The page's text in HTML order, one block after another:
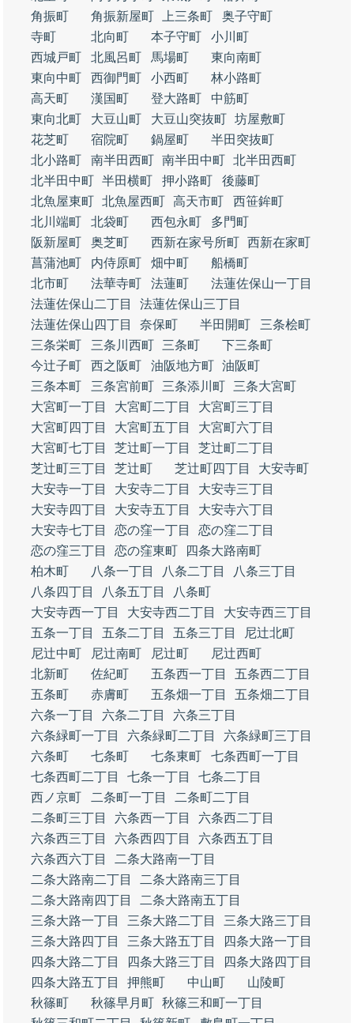
角振町
角振新屋町 上三条町
奥子守町
寺町
北向町 本子守町
小川町
西城戸町
北風呂町 馬場町
東向南町
東向中町
西御門町 小西町
林小路町
高天町
漢国町 登大路町
中筋町
東向北町
大豆山町 大豆山突抜町 坊屋敷町
花芝町
宿院町 鍋屋町
半田突抜町
北小路町
南半田西町 南半田中町 北半田西町
北半田中町 半田横町 押小路町
後藤町
北魚屋東町 北魚屋西町 高天市町
西笹鉾町
北川端町
北袋町 西包永町
多門町
阪新屋町
奥芝町 西新在家号所町 西新在家町
菖蒲池町
内侍原町 畑中町
船橋町
北市町
法華寺町 法蓮町
法蓮佐保山一丁目
法蓮佐保山二丁目
法蓮佐保山三丁目
法蓮佐保山四丁目
奈保町 半田開町
三条桧町
三条栄町
三条川西町 三条町
下三条町
今辻子町
西之阪町 油阪地方町 油阪町
三条本町
三条宮前町 三条添川町
三条大宮町
大宮町一丁目
大宮町二丁目
大宮町三丁目
大宮町四丁目
大宮町五丁目
大宮町六丁目
大宮町七丁目
芝辻町一丁目
芝辻町二丁目
芝辻町三丁目
芝辻町 芝辻町四丁目
大安寺町
大安寺一丁目
大安寺二丁目
大安寺三丁目
大安寺四丁目
大安寺五丁目
大安寺六丁目
大安寺七丁目
恋の窪一丁目
恋の窪二丁目
恋の窪三丁目
恋の窪東町
四条大路南町
柏木町
八条一丁目 八条二丁目
八条三丁目
八条四丁目
八条五丁目
八条町
大安寺西一丁目
大安寺西二丁目
大安寺西三丁目
五条一丁目
五条二丁目 五条三丁目
尼辻北町
尼辻中町
尼辻南町 尼辻町
尼辻西町
北新町
佐紀町 五条西一丁目
五条西二丁目
五条町
赤膚町 五条畑一丁目
五条畑二丁目
六条一丁目
六条二丁目
六条三丁目
六条緑町一丁目
六条緑町二丁目
六条緑町三丁目
六条町
七条町 七条東町
七条西町一丁目
七条西町二丁目
七条一丁目
七条二丁目
西ノ京町
二条町一丁目
二条町二丁目
二条町三丁目
六条西一丁目
六条西二丁目
六条西三丁目
六条西四丁目
六条西五丁目
六条西六丁目
二条大路南一丁目
二条大路南二丁目
二条大路南三丁目
二条大路南四丁目
二条大路南五丁目
三条大路一丁目
三条大路二丁目
三条大路三丁目
三条大路四丁目
三条大路五丁目
四条大路一丁目
四条大路二丁目
四条大路三丁目
四条大路四丁目
四条大路五丁目
押熊町 中山町
山陵町
秋篠町
秋篠早月町 秋篠三和町一丁目